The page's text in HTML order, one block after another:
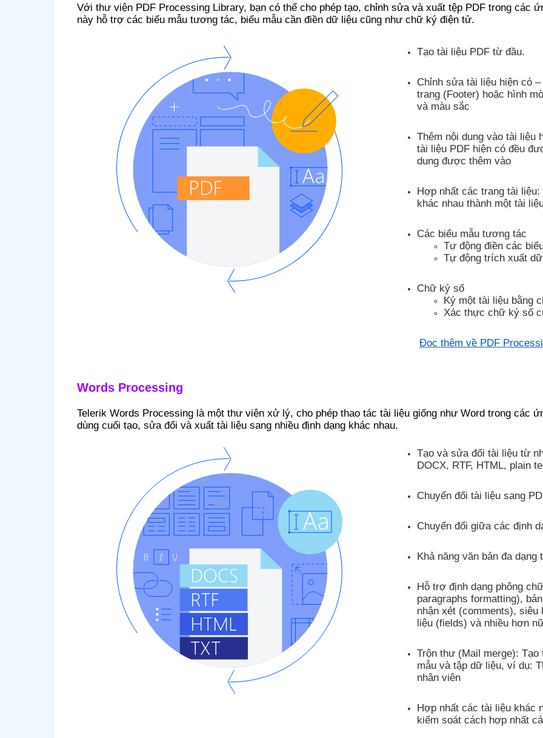
Với thư viện PDF Processing Library, bạn có thể cho phép tạo, chỉnh sửa và xuất tệp PDF trong các
này hỗ trợ các biểu mẫu tương tác, biểu mẫu cần điền dữ liệu cũng như chữ ký điện tử.
Tạo tài liệu PDF từ đầu.
Chỉnh sửa tài liệu hiện có
trang (Footer) hoặc hình
và màu sắc
Thêm nội dung vào tài liệu
tài liệu PDF hiện có đều
dung được thêm vào
Hợp nhất các trang tài
khác nhau thành một tài
Các biểu mẫu tương tác
Tự động điền các
Tự động trích xuất
Chữ ký số
Ký một tài liệu bằng
Xác thực chữ ký số
Đọc thêm về PDF
Words Processing
Telerik Words Processing là một thư viện xử lý, cho phép thao tác tài liệu giống như Word trong các
dùng cuối tạo, sửa đổi và xuất tài liệu sang nhiều định dạng khác nhau.
Tạo và sửa đổi tài liệu từ
DOCX, RTF, HTML, plain
Chuyển đổi tài liệu sang
Chuyển đổi giữa các định
Khả năng văn bản đa dạng
Hỗ trợ định dạng phông
paragraphs formatting),
nhận xét (comments),
liệu (fields) và nhiều hơn
Trộn thư (Mail merge):
mẫu và tập dữ liệu, ví dụ:
nhân viên
Hợp nhất các tài liệu khác
kiểm soát cách hợp nhất